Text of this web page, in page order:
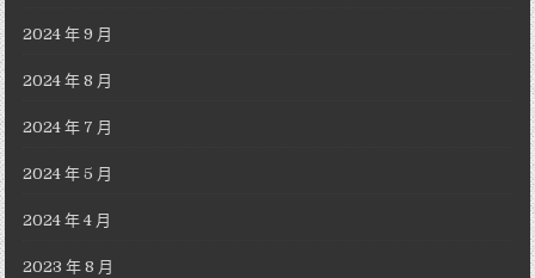
2024 年 9 月
2024 年 8 月
2024 年 7 月
2024 年 5 月
2024 年 4 月
2023 年 8 月